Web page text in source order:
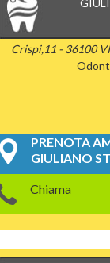
Crispi,11 - 36100
PRENOTA
GIULIANO
Chiama